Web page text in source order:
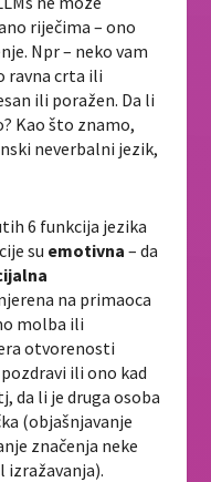
riječima – ono
Npr – neko vam
ravna crta ili
ili poražen. Da li
Kao što znamo,
neverbalni jezik,
6 funkcija jezika
su emotivna – da
na primaoca
molba ili
otvorenosti
ili ono kad
da li je druga osoba
(objašnjavanje
značenja neke
izražavanja).